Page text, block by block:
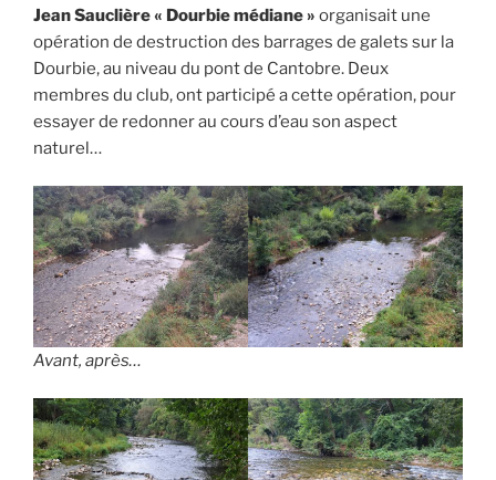
Jean Sauclière « Dourbie médiane » organisait une
opération de destruction des barrages de galets sur la
Dourbie, au niveau du pont de Cantobre. Deux
membres du club, ont participé a cette opération, pour
essayer de redonner au cours d’eau son aspect
naturel…
Avant, après…